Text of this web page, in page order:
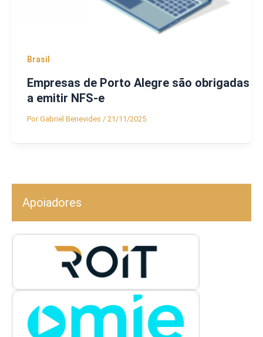
Brasil
Empresas de Porto Alegre são obrigadas
a emitir NFS-e
PorGabriel Benevides / 21/11/2025
Apoiadores